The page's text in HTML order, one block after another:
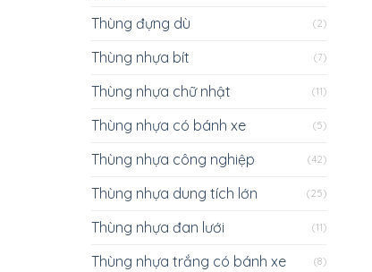
Thùng đựng dù (2)
Thùng nhựa bít (7)
Thùng nhựa chữ nhật (11)
Thùng nhựa có bánh xe (5)
Thùng nhựa công nghiệp (42)
Thùng nhựa dung tích lớn (25)
Thùng nhựa đan lưới (11)
Thùng nhựa trắng có bánh xe (8)